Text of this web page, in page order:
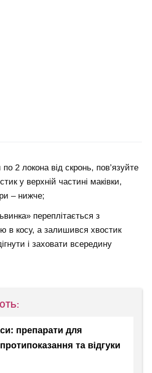
2 локона від скронь, пов’язуйте
у верхній частині маківки,
– нижче;
переплітається з
в косу, а залишився хвостик
і заховати всередину
препарати для
та відгуки